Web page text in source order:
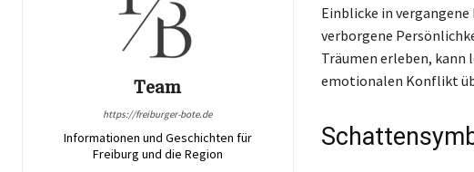
Team
https://freiburger-bote.de
Informationen und Geschichten für
Freiburg und die Region
Einblicke in
verborgene
Träumen erleben, kann
emotionalen Konflikt